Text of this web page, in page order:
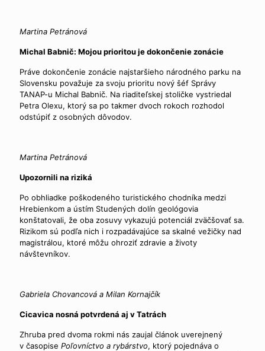
Martina Petránová
Michal Babnič: Mojou prioritou je dokončenie zonácie
Práve dokončenie zonácie najstaršieho národného parku na
Slovensku považuje za svoju prioritu nový šéf Správy
TANAP-u Michal Babnič. Na riaditeľskej stoličke vystriedal
Petra Olexu, ktorý sa po takmer dvoch rokoch rozhodol
odstúpiť z osobných dôvodov.
Martina Petránová
Upozornili na riziká
Po obhliadke poškodeného turistického chodníka medzi
Hrebienkom a ústím Studených dolín geológovia
konštatovali, že oba zosuvy vykazujú potenciál zväčšovať sa.
Rizikom sú podľa nich i rozpadávajúce sa skalné vežičky nad
magistrálou, ktoré môžu ohroziť zdravie a životy
návštevníkov.
Gabriela Chovancová a Milan Kornajčík
Cicavica nosná potvrdená aj v Tatrách
Zhruba pred dvoma rokmi nás zaujal článok uverejnený
v časopise Poľovníctvo a rybárstvo, ktorý pojednáva o